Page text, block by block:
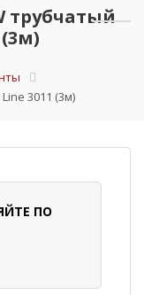
трубчатый
3011 (3м)
ПО